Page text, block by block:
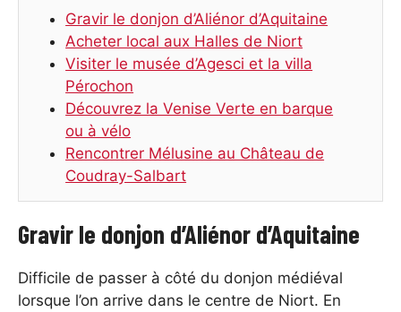
Gravir le donjon d’Aliénor d’Aquitaine
Acheter local aux Halles de Niort
Visiter le musée d’Agesci et la villa
Pérochon
Découvrez la Venise Verte en barque
ou à vélo
Rencontrer Mélusine au Château de
Coudray-Salbart
Gravir le donjon d’Aliénor d’Aquitaine
Difficile de passer à côté du donjon médiéval
lorsque l’on arrive dans le centre de Niort. En